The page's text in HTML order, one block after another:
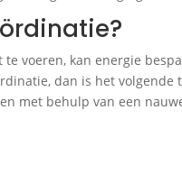
voeren, kan energie
dan is het volgende
met behulp van een